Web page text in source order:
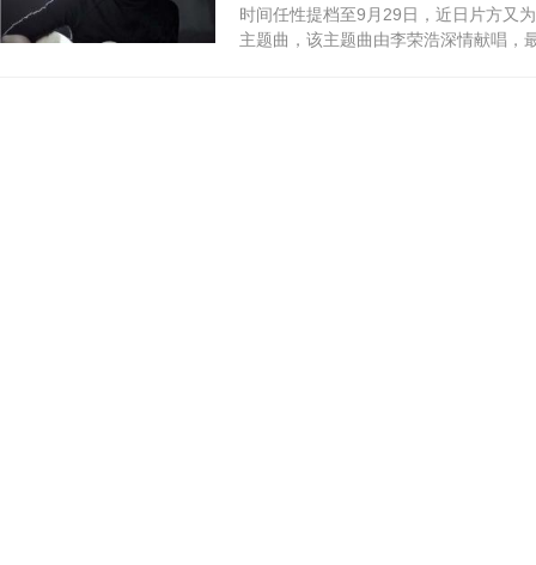
时间任性提档至9月29日，近日片方
主题曲，该主题曲由李荣浩深情献唱